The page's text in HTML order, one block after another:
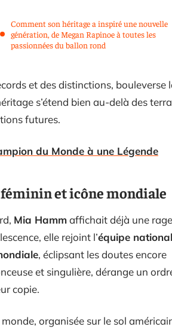
Comment son héritage a inspiré une nouvelle
génération, de Megan Rapinoe à toutes les
passionnées du ballon rond
et des distinctions, bouleverse
s’étend bien au-delà des
futures.
du Monde à une Légende
et icône mondiale
Mia Hammaffichait déjà une
elle rejoint l’équipe
, éclipsant les doutes encore
et singulière, dérange un
copie.
organisée sur le sol